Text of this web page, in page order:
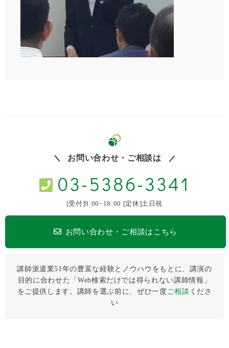
お問い合わせ・ご相談は
03-5386-3341
[受付]9:00~18:00 [定休]土日祝
お問い合わせ・ご相談はこちら
講師派遣業51年の豊富な経験とノウハウをもとに、講演の
目的に合わせた「Web検索だけでは得られない講師情報」
をご提供します。講師を選ぶ前に、ぜひ⼀度ご相談 くださ
い